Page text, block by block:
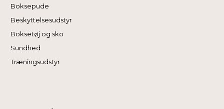
Boksepude
Beskyttelsesudstyr
Boksetøj og sko
Sundhed
Træningsudstyr